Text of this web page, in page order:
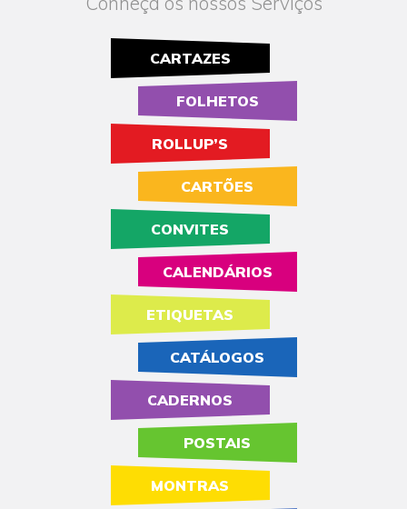
CARTAZES
FOLHETOS
ROLLUP’S
CARTÕES
CONVITES
CALENDÁRIOS
ETIQUETAS
CATÁLOGOS
CADERNOS
POSTAIS
MONTRAS